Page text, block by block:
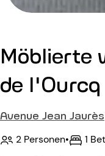
Möblierte
de
Avenue Jean
2 Personen• 1